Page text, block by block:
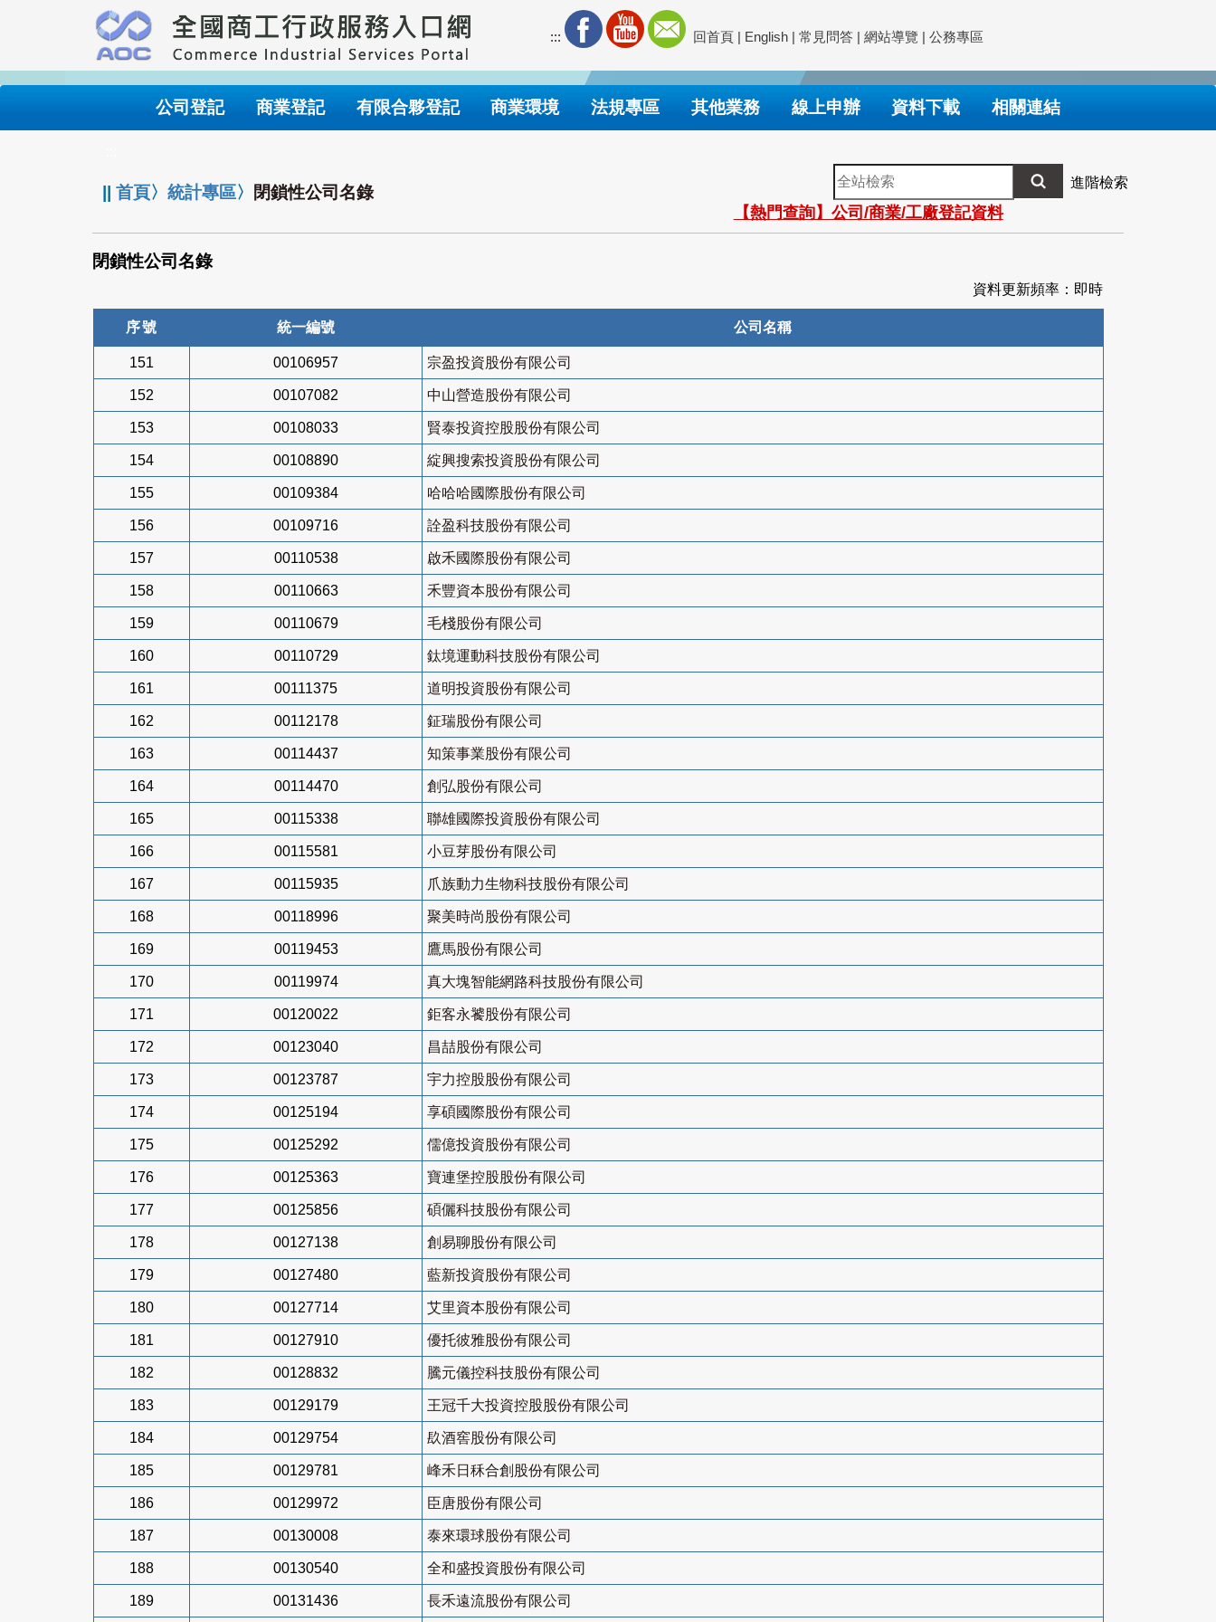
要
內
::: 回首頁 | English | 常見問答 | 網站導覽 | 公務專區
公司登記 商業登記 有限合夥登記 商業環境 法規專區 其他業務 線上申辦 資料下載 相關連結
||首頁〉統計專區〉 閉鎖性公司名錄
全
站
檢
索
進階檢索
【熱門查詢】公司/商業/工廠登記資料
閉鎖性公司名錄
資料更新頻率：即時
序號 統一編號 公司名稱
151 00106957 宗盈投資股份有限公司
152 00107082 中山營造股份有限公司
153 00108033 賢泰投資控股股份有限公司
154 00108890 綻興搜索投資股份有限公司
155 00109384 哈哈哈國際股份有限公司
156 00109716 詮盈科技股份有限公司
157 00110538 啟禾國際股份有限公司
158 00110663 禾豐資本股份有限公司
159 00110679 毛棧股份有限公司
160 00110729 鈦境運動科技股份有限公司
161 00111375 道明投資股份有限公司
162 00112178 鉦瑞股份有限公司
163 00114437 知策事業股份有限公司
164 00114470 創弘股份有限公司
165 00115338 聯雄國際投資股份有限公司
166 00115581 小豆芽股份有限公司
167 00115935 爪族動力生物科技股份有限公司
168 00118996 聚美時尚股份有限公司
169 00119453 鷹馬股份有限公司
170 00119974 真大塊智能網路科技股份有限公司
171 00120022 鉅客永饕股份有限公司
172 00123040 昌喆股份有限公司
173 00123787 宇力控股股份有限公司
174 00125194 享碩國際股份有限公司
175 00125292 儒億投資股份有限公司
176 00125363 寶連堡控股股份有限公司
177 00125856 碩儷科技股份有限公司
178 00127138 創易聊股份有限公司
179 00127480 藍新投資股份有限公司
180 00127714 艾里資本股份有限公司
181 00127910 優托彼雅股份有限公司
182 00128832 騰元儀控科技股份有限公司
183 00129179 王冠千大投資控股股份有限公司
184 00129754 镹酒窖股份有限公司
185 00129781 峰禾日秝合創股份有限公司
186 00129972 臣唐股份有限公司
187 00130008 泰來環球股份有限公司
188 00130540 全和盛投資股份有限公司
189 00131436 長禾遠流股份有限公司